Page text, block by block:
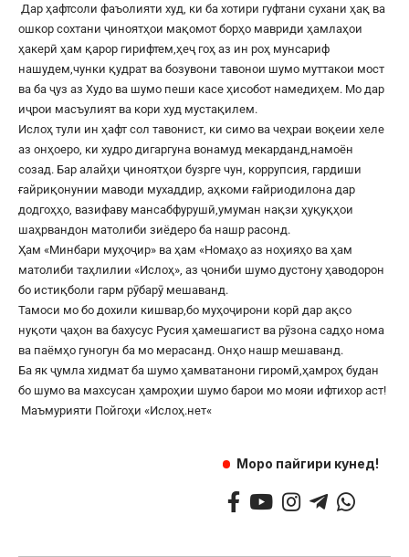
Дар ҳафтсоли фаъолияти худ, ки ба хотири гуфтани сухани ҳақ ва
ошкор сохтани ҷиноятҳои мақомот борҳо мавриди ҳамлаҳои
ҳакерӣ ҳам қарор гирифтем,ҳеҷ гоҳ аз ин роҳ мунсариф
нашудем,чунки қудрат ва бозувони тавонои шумо муттакои мост
ва ба ҷуз аз Худо ва шумо пеши касе ҳисобот намедиҳем. Мо дар
иҷрои масъулият ва кори худ мустақилем.
Ислоҳ тули ин ҳафт сол тавонист, ки симо ва чеҳраи воқеии хеле
аз онҳоеро, ки худро дигаргуна вонамуд мекарданд,намоён
созад. Бар алайҳи ҷиноятҳои бузрге чун, коррупсия, гардиши
ғайриқонунии маводи мухаддир, аҳкоми ғайриодилона дар
додгоҳҳо, вазифаву мансабфурушӣ,умуман нақзи ҳуқуқҳои
шаҳрвандон матолиби зиёдеро ба нашр расонд.
Ҳам «Минбари муҳоҷир» ва ҳам «Номаҳо аз ноҳияҳо ва ҳам
матолиби таҳлилии «Ислоҳ», аз ҷониби шумо дустону ҳаводорон
бо истиқболи гарм рӯбарӯ мешаванд.
Тамоси мо бо дохили кишвар,бо муҳоҷирони корӣ дар ақсо
нуқоти ҷаҳон ва бахусус Русия ҳамешагист ва рӯзона садҳо нома
ва паёмҳо гуногун ба мо мерасанд. Онҳо нашр мешаванд.
Ба як ҷумла хидмат ба шумо ҳамватанони гиромӣ,ҳамроҳ будан
бо шумо ва махсусан ҳамроҳии шумо барои мо мояи ифтихор аст!
Маъмурияти Пойгоҳи «Ислоҳ.нет«
Моро пайгири кунед!